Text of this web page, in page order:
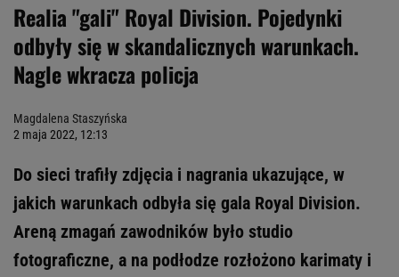
Realia "gali" Royal Division. Pojedynki
odbyły się w skandalicznych warunkach.
Nagle wkracza policja
Magdalena Staszyńska
2 maja 2022, 12:13
Do sieci trafiły zdjęcia i nagrania ukazujące, w
jakich warunkach odbyła się gala Royal Division.
Areną zmagań zawodników było studio
fotograficzne, a na podłodze rozłożono karimaty i